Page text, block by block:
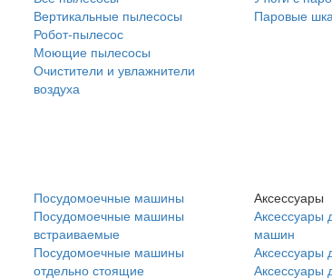
Вертикальные пылесосы
Робот-пылесос
Моющие пылесосы
Очистители и увлажнители
воздуха
Паровые
Посудомоечные машины
Посудомоечные машины
встраиваемые
Посудомоечные машины
отдельно стоящие
Аксессуары
Аксессуары
машин
Аксессуары
Аксессуары